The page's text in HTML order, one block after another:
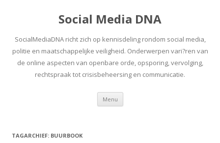
Social Media DNA
SocialMediaDNA richt zich op kennisdeling rondom social media,
politie en maatschappelijke veiligheid. Onderwerpen vari?ren van
de online aspecten van openbare orde, opsporing, vervolging,
rechtspraak tot crisisbeheersing en communicatie.
Menu Spring
inhoud
TAGARCHIEF: BUURBOOK